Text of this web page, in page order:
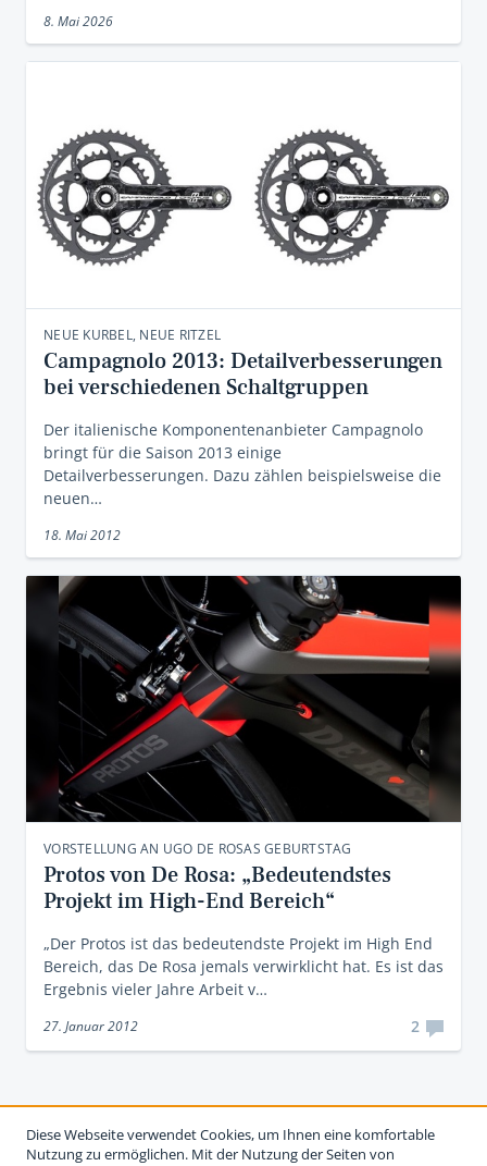
8. Mai 2026
NEUE KURBEL, NEUE RITZEL
Campagnolo 2013: Detailverbesserungen
bei verschiedenen Schaltgruppen
Der italienische Komponentenanbieter Campagnolo
bringt für die Saison 2013 einige
Detailverbesserungen. Dazu zählen beispielsweise die
neuen…
18. Mai 2012
VORSTELLUNG AN UGO DE ROSAS GEBURTSTAG
Protos von De Rosa: „Bedeutendstes
Projekt im High-End Bereich“
„Der Protos ist das bedeutendste Projekt im High End
Bereich, das De Rosa jemals verwirklicht hat. Es ist das
Ergebnis vieler Jahre Arbeit v…
27. Januar 2012 2
Diese Webseite verwendet Cookies, um Ihnen eine komfortable
Nutzung zu ermöglichen. Mit der Nutzung der Seiten von